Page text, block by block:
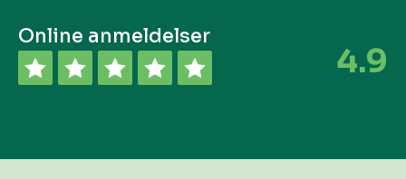
Online anmeldelser
4.9